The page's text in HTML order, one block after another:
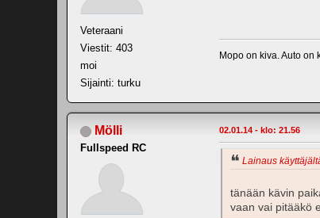
Veteraani
Viestit: 403
moi
Sijainti: turku
Mopo on kiva. Auto on
Mölli
Fullspeed RC
02.01.14 - klo: 21.56
Lainaus
tänään kävin
vaan vai pitääkö